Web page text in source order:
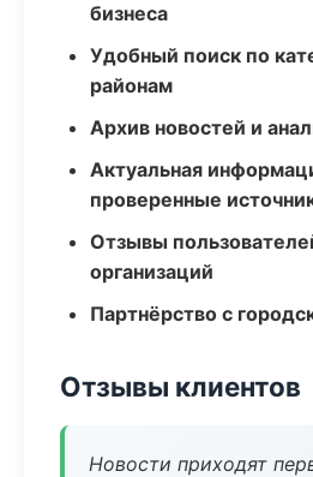
бизнеса
Удобный поиск по
районам
Архив новостей и
Актуальная
проверенные
Отзывы
организаций
Партнёрство с
Отзывы клиентов
Новости приходят